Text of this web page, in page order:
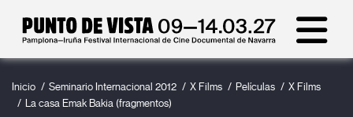
Inicio Seminario Internacional 2012 X Films Películas
X Films
La casa Emak Bakia (fragmentos)